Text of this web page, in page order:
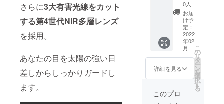
さらに3大有害光線をカット
する第4世代NIR多層レンズ
を採用。
あなたの目を太陽の強い日
差しからしっかりガードし
ます。
ご確認
くださ
い。 ※
製造状
況によ
り出荷
時期が
遅れる
場合、
致しま
ラッ
ク レ
ンズ：
ブラッ
ク） ■
ハード
ケース
× 1 ■レ
ザー
ンズク
《ブ
ラッ
ク・ブ
ラッ
ク》
【セッ
ト割
40％OF
F】限定
20名 定
39,000
円 →
0人
お届
け予
定：
2022
年02
月
詳細を見る
こ
の
リ
タ
ー
ン
を
選
択
す
る
このプロ